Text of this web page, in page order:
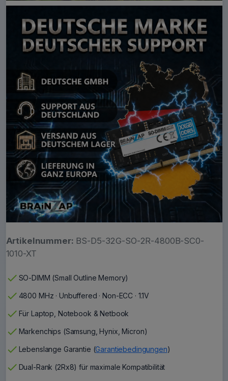
Artikelnummer: BS-D5-32G-SO-2R-4800B-SC0-
1010-XT
check SO-DIMM (Small Outline Memory)
check 4800 MHz · Unbuffered · Non-ECC · 1.1V
check Für Laptop, Notebook & Netbook
check Markenchips (Samsung, Hynix, Micron)
check Lebenslange Garantie (Garantiebedingungen)
check Dual-Rank (2Rx8) für maximale Kompatibilität